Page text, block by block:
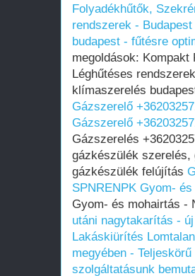
Folyadékhűtők,
rendszerek -
budapest - fűtésre
megoldások:
Léghűtéses
klímaszerelés
Gázszerelő
Gázszerelő
Gázszerelés
gázkészülék
gázkészülék felújítás
SPNRENPK Gyom-
Gyom- és mohairtás -
utáni nagytakarítás -
Lakáskiürítés
megyében‎ -
szolgáltatásunk